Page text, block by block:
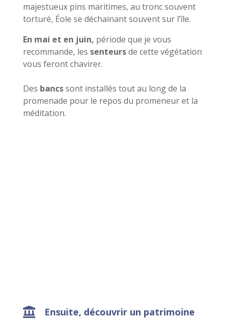
majestueux pins maritimes, au tronc souvent
torturé, Éole se déchainant souvent sur l’île.
En mai et en juin, période que je vous
recommande, les senteursde cette végétation
vous feront chavirer.
Des bancssont installés tout au long de la
promenade pour le repos du promeneur et la
méditation.
Ensuite, découvrir un patrimoine